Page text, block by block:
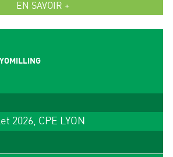
EN SAVOIR +
2026, CPE LYON